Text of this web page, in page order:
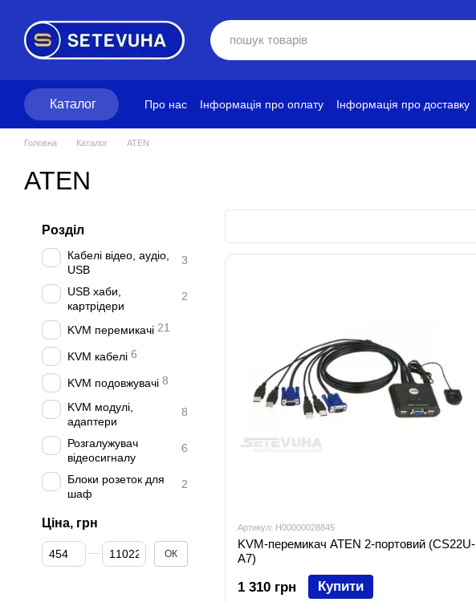
Каталог Про нас Інформація про оплату Інформація про доставку
Головна Каталог ATEN
ATEN
Артикул: H00000028845
KVM-перемикач ATEN 2-портовий (CS22U-
A7)
1 310 грн Купити
Розділ
Кабелі відео, аудіо,
USB
3
USB хаби,
картрідери
2
KVM перемикачі 21
KVM кабелі 6
KVM подовжувачі 8
KVM модулі,
адаптери
8
Розгалужувач
відеосигналу
6
Блоки розеток для
шаф
2
Ціна, грн
Від Ціна, грн
До Ціна, грн ОК